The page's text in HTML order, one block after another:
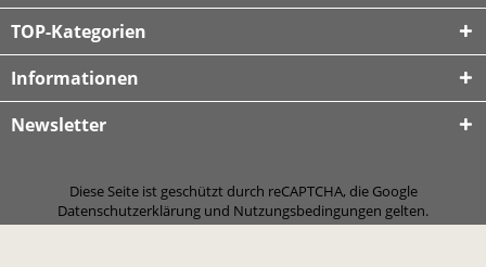
TOP-Kategorien
Informationen
Newsletter
Diese Seite ist geschützt durch reCAPTCHA, die Google
Datenschutzerklärung und Nutzungsbedingungen gelten.